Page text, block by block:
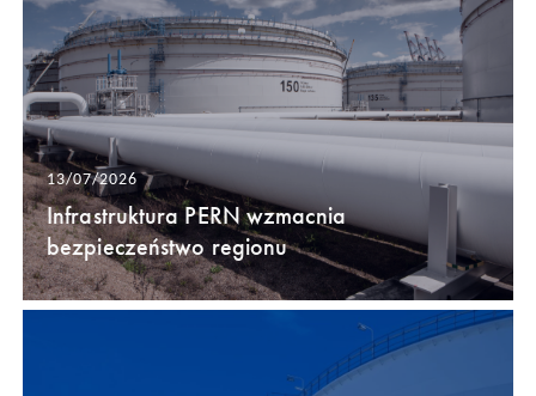
13/07/2026
Infrastruktura PERN wzmacnia
bezpieczeństwo regionu